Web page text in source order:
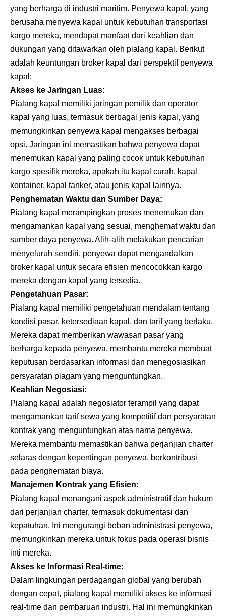
yang berharga di industri maritim. Penyewa kapal, yang
berusaha menyewa kapal untuk kebutuhan transportasi
kargo mereka, mendapat manfaat dari keahlian dan
dukungan yang ditawarkan oleh pialang kapal. Berikut
adalah keuntungan broker kapal dari perspektif penyewa
kapal:
Akses ke Jaringan Luas:
Pialang kapal memiliki jaringan pemilik dan operator
kapal yang luas, termasuk berbagai jenis kapal, yang
memungkinkan penyewa kapal mengakses berbagai
opsi. Jaringan ini memastikan bahwa penyewa dapat
menemukan kapal yang paling cocok untuk kebutuhan
kargo spesifik mereka, apakah itu kapal curah, kapal
kontainer, kapal tanker, atau jenis kapal lainnya.
Penghematan Waktu dan Sumber Daya:
Pialang kapal merampingkan proses menemukan dan
mengamankan kapal yang sesuai, menghemat waktu dan
sumber daya penyewa. Alih-alih melakukan pencarian
menyeluruh sendiri, penyewa dapat mengandalkan
broker kapal untuk secara efisien mencocokkan kargo
mereka dengan kapal yang tersedia.
Pengetahuan Pasar:
Pialang kapal memiliki pengetahuan mendalam tentang
kondisi pasar, ketersediaan kapal, dan tarif yang berlaku.
Mereka dapat memberikan wawasan pasar yang
berharga kepada penyewa, membantu mereka membuat
keputusan berdasarkan informasi dan menegosiasikan
persyaratan piagam yang menguntungkan.
Keahlian Negosiasi:
Pialang kapal adalah negosiator terampil yang dapat
mengamankan tarif sewa yang kompetitif dan persyaratan
kontrak yang menguntungkan atas nama penyewa.
Mereka membantu memastikan bahwa perjanjian charter
selaras dengan kepentingan penyewa, berkontribusi
pada penghematan biaya.
Manajemen Kontrak yang Efisien:
Pialang kapal menangani aspek administratif dan hukum
dari perjanjian charter, termasuk dokumentasi dan
kepatuhan. Ini mengurangi beban administrasi penyewa,
memungkinkan mereka untuk fokus pada operasi bisnis
inti mereka.
Akses ke Informasi Real-time:
Dalam lingkungan perdagangan global yang berubah
dengan cepat, pialang kapal memiliki akses ke informasi
real-time dan pembaruan industri. Hal ini memungkinkan